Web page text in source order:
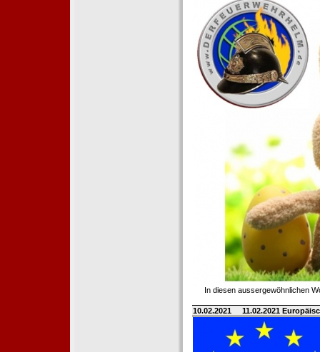
In diesen aussergewöhnlichen
10.02.2021 11.02.2021